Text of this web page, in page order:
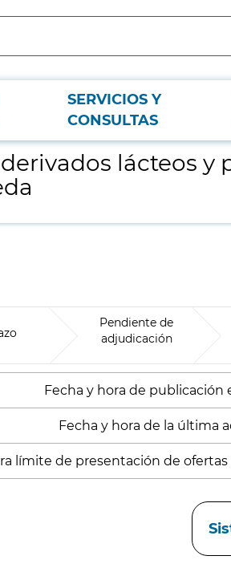
SERVICIOS Y
CONSULTAS
para el Hospital Virgen de la Poveda
lácteos y
Pendiente de
adjudicación
Fecha y hora de publicación
Fecha y hora de la última
límite de presentación de